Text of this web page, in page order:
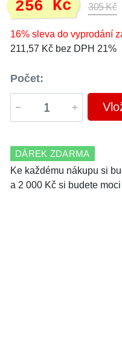
256 Kč 305 Kč
16% sleva do vyprodání
211,57 Kč bez DPH 21%
Počet:
DÁREK ZDARMA
Ke každému nákupu si
a 2 000 Kč si budete